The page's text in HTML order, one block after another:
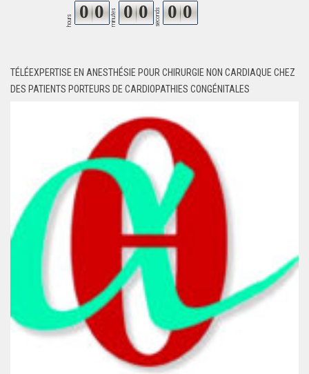
hours 0 0 minutes 0 0 seconds 0 0
TÉLÉEXPERTISE EN ANESTHÉSIE POUR CHIRURGIE NON CARDIAQUE CHEZ
DES PATIENTS PORTEURS DE CARDIOPATHIES CONGÉNITALES